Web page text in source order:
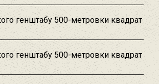
генштабу 500-метровки квадрат
генштабу 500-метровки квадрат